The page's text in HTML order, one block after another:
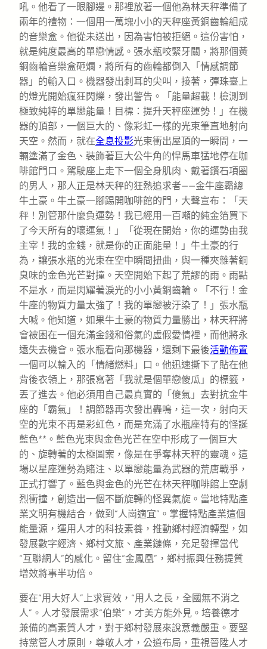
吼。他看了一眼腳邊。那裡放著一個他為林天秤準備了
兩年的禮物：一個用一萬塊小小的天秤座黃銅齒輪組成
的音樂盒。他從未送出，因為害怕被拒絕。這份害怕，
就是純度最高的單戀情感。張水瓶咬緊牙關，將那個黃
銅齒輪音樂盒砸爛，將所有的齒輪都倒入「情感調節
器」的輸入口。機器發出刺耳的尖叫，接著，彈珠臺上
的燈光開始瘋狂閃爍，發出警告。「能量超載！檢測到
極致純粹的單戀能量！目標：提升天秤座運勢！」在機
器的頂部，一個巨大的、像彩虹一樣的光束筆直地射向
天空。然而，就在全息投影光束衝出屋頂的一瞬間，一
輛塗滿了金色、裝飾著巨大公牛角的悍馬車猛地停在咖
啡館門口。駕駛座上走下一個全身肌肉、戴著鑽石項圈
的男人，那人正是林天秤的狂熱追求者——金牛座霸總
牛土豪。牛土豪一腳踢開咖啡館的門，大聲宣布：「天
秤！別管那什麼負運勢！我已經用一百噸的純金箔買下
了今天所有的壞運氣！」「從現在開始，你的運勢由我
主宰！我的金錢，就是你的正面能量！」牛土豪的行
為，讓張水瓶的光束在空中瞬間扭曲，與一種夾雜著銅
臭味的金色光芒對撞。天空開始下起了荒謬的雨。雨點
不是水，而是閃耀著淚光的小小黃銅齒輪。「不行！金
牛座的物質力量太強了！我的單戀被汙染了！」張水瓶
大喊。他知道，如果牛土豪的物質力量勝出，林天秤將
會被困在一個充滿金錢和俗氣的虛假愛情裡，而他將永
遠失去機會。張水瓶看向那機器，還剩下最後活動佈置
一個可以輸入的「情緒燃料」口。他迅速撕下了貼在他
背後衣領上，那張寫著「我就是個單戀傻瓜」的標籤，
丟了進去。他必須用自己最真實的「傻氣」去對抗金牛
座的「霸氣」！調節器再次發出轟鳴，這一次，射向天
空的光束不再是彩虹色，而是充滿了水瓶座特有的怪誕
藍色**。藍色光束與金色光芒在空中形成了一個巨大
的、旋轉著的太極圖案，像是在爭奪林天秤的靈魂。這
場以星座運勢為賭注、以單戀能量為武器的荒唐戰爭，
正式打響了。藍色與金色的光芒在林天秤咖啡館上空劇
烈衝撞，創造出一個不斷旋轉的怪異氣旋。當地特點產
業文明有機結合，做到“人崗適宜”。掌握特點產業這個
能量源，運用人才的科技素養，推動鄉村經濟轉型，如
發展數字經濟、鄉村文旅、產業鏈條，充足發揮當代
“互聯網人”的感化。留住“金鳳凰”，鄉村振興任務提質
增效將事半功倍。
要在“用大好人”上求實效，“用人之長，全國無不消之
人”。人才發展需求“伯樂”，才美方能外見。培養德才
兼備的高素質人才，對于鄉村發展來說意義嚴重。要堅
持黨管人才原則，尊敬人才，公道布局，重視晉陞人才